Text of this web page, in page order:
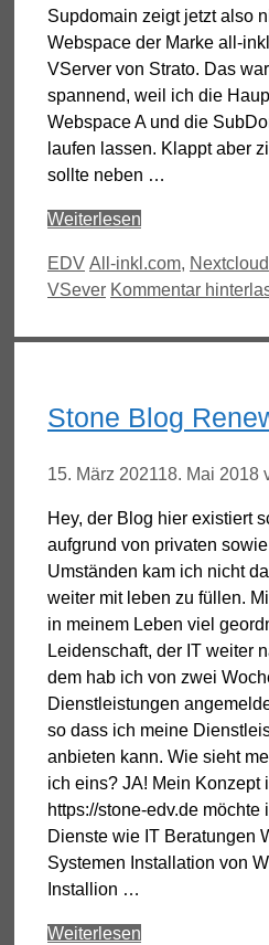
Supdomain zeigt jetzt also
Webspace der Marke all-
VServer von Strato. Das
spannend, weil ich die
Webspace A und die
laufen lassen. Klappt aber
sollte neben …
Weiterlesen
Kategorien
EDV Schlagwörter
All-inkl.com, Nextcloud
VSever Kommentar
Stone Blog
15. März 202118. Mai 2018
Hey, der Blog hier existiert
aufgrund von privaten
Umständen kam ich nicht
weiter mit leben zu füllen.
in meinem Leben viel
Leidenschaft, der IT weiter
dem hab ich von zwei
Dienstleistungen
so dass ich meine
anbieten kann. Wie sieht
ich eins? JA! Mein Konzept
https://stone-edv.de
Dienste wie IT Beratungen
Systemen Installation von
Installion …
Weiterlesen